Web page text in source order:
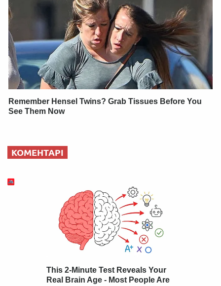
Remember Hensel Twins? Grab Tissues Before You
See Them Now
КОМЕНТАРІ